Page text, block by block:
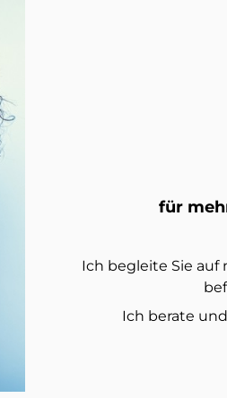
für
Ich begleite Sie auf
Ich berate